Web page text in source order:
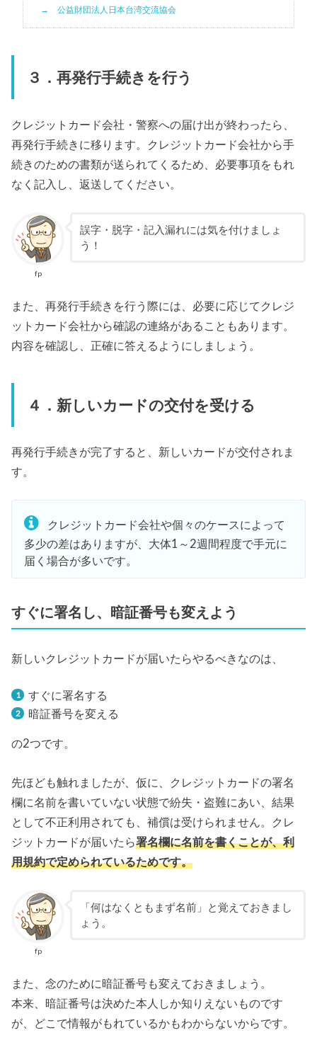
公益財団法人日本台湾交流協会
３．再発行手続きを行う
クレジットカード会社・警察への届け出が終わったら、
再発行手続きに移ります。クレジットカード会社から手
続きのための書類が送られてくるため、必要事項をもれ
なく記入し、返送してください。
fp
誤字・脱字・記入漏れには気を付けましょ
う！
また、再発行手続きを行う際には、必要に応じてクレジ
ットカード会社から確認の連絡があることもあります。
内容を確認し、正確に答えるようにしましょう。
４．新しいカードの交付を受ける
再発行手続きが完了すると、新しいカードが交付されま
す。
クレジットカード会社や個々のケースによって
多少の差はありますが、大体1～2週間程度で手元に
届く場合が多いです。
すぐに署名し、暗証番号も変えよう
新しいクレジットカードが届いたらやるべきなのは、
すぐに署名する
暗証番号を変える
の2つです。
先ほども触れましたが、仮に、クレジットカードの署名
欄に名前を書いていない状態で紛失・盗難にあい、結果
として不正利用されても、補償は受けられません。クレ
ジットカードが届いたら署名欄に名前を書くことが、利
用規約で定められているためです。
fp
「何はなくともまず名前」と覚えておきまし
ょう。
また、念のために暗証番号も変えておきましょう。
本来、暗証番号は決めた本人しか知りえないものです
が、どこで情報がもれているかもわからないからです。